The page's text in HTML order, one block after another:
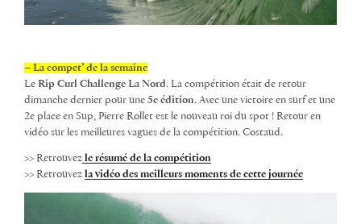
– La compet’ de la semaine
Le Rip Curl Challenge La Nord . La compétition était de retour
dimanche dernier pour une 5e édition. Avec une victoire en surf et une
2e place en Sup, Pierre Rollet est le nouveau roi du spot ! Retour en
vidéo sur les meilleures vagues de la compétition. Costaud.
>> Retrouvez le résumé de la compétition
>> Retrouvez la vidéo des meilleurs moments de cette journée